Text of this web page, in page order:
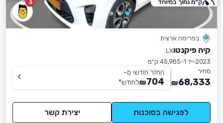
3
בפריסה ארצית
קיה פיקנטוLX
2023 יד 1
45,985 ק״מ
מחיר
68,333
₪
החזר חודשי מ-
704
₪לחודש*
לפגישה בסוכנות יצירת קשר
ק״מ נמוך במיוחד